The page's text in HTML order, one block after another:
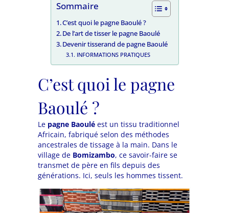
Sommaire
C’est quoi le pagne Baoulé ?
De l’art de tisser le pagne Baoulé
Devenir tisserand de pagne Baoulé
INFORMATIONS PRATIQUES
C’est quoi le pagne
Baoulé ?
Le pagne Baoulé est un tissu traditionnel
Africain, fabriqué selon des méthodes
ancestrales de tissage à la main. Dans le
village de Bomizambo, ce savoir-faire se
transmet de père en fils depuis des
générations. Ici, seuls les hommes tissent.